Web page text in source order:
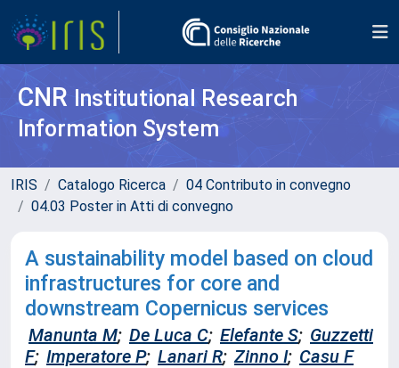
CNR Institutional Research
Information System
IRIS Catalogo Ricerca
04 Contributo in convegno
04.03 Poster in Atti di convegno
A sustainability model based on cloud
infrastructures for core and
downstream Copernicus services
Manunta M; De Luca C; Elefante S; Guzzetti
F; Imperatore P; Lanari R; Zinno I; Casu F